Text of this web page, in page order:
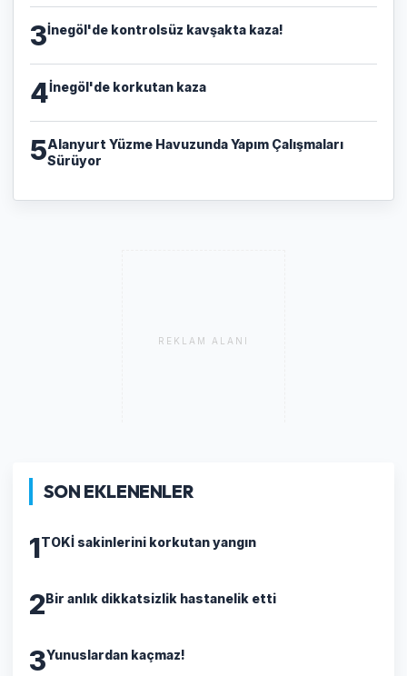
3İnegöl'de kontrolsüz kavşakta kaza!
4İnegöl'de korkutan kaza
5Alanyurt Yüzme Havuzunda Yapım Çalışmaları
Sürüyor
REKLAM ALANI
SON EKLENENLER
1TOKİ sakinlerini korkutan yangın
2Bir anlık dikkatsizlik hastanelik etti
3Yunuslardan kaçmaz!